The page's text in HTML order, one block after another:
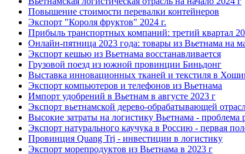
Повышение стоимости перевалки контейнеров
Экспорт "Короля фруктов" 2024 г.
Прибыль транспортных компаний: третий квартал
Онлайн-пятница 2023 года: товары из Вьетнама на
Экспорт кешью из Вьетнама восстанавливается
Грузовой поезд из южной провинции Биньдонг
Выставка инновационных тканей и текстиля в
Экспорт компьютеров и телефонов из Вьетнама
Импорт удобрений в Вьетнам в августе 2023 г
Экспорт вьетнамской дерево-обрабатывающей
Высокие затраты на логистику Вьетнама - проблема
Экспорт натурального каучука в Россию - первая
Провинция Quang Trị - инвестиции в логистику
Экспорт морепродуктов из Вьетнама в 2023 г